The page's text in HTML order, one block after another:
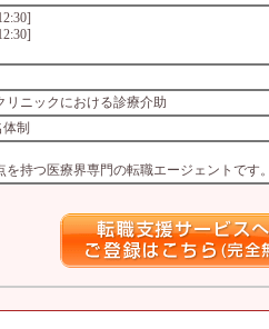
リニックにおける診療介助
制
を持つ医療界専門の転職エージェントです。